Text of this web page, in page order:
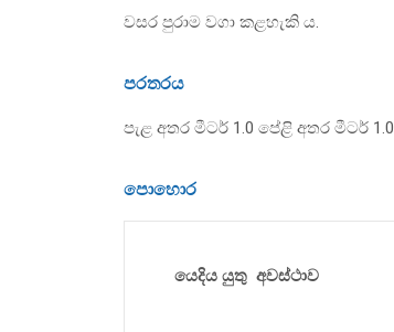
වසර පුරාම වගා කළහැකි ය.
පරතරය
පැළ අතර මීටර් 1.0 පේළි අතර මීටර් 1.0
පොහොර
යෙදිය යුතු අවස්ථාව